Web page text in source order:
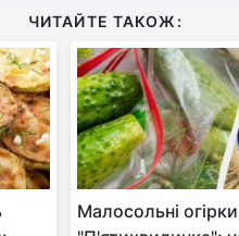
ЧИТАЙТЕ ТАКОЖ:
Малосольні огірки